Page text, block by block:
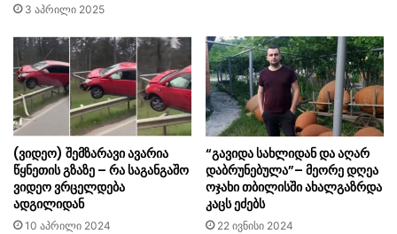
3 აპრილი 2025
(ვიდეო) შემზარავი ავარია
წყნეთის გზაზე – რა საგანგაშო
ვიდეო ვრცელდება
ადგილიდან
10 აპრილი 2024
“გავიდა სახლიდან და აღარ
დაბრუნებულა”– მეორე დღეა
ოჯახი თბილისში ახალგაზრდა
კაცს ეძებს
22 ივნისი 2024